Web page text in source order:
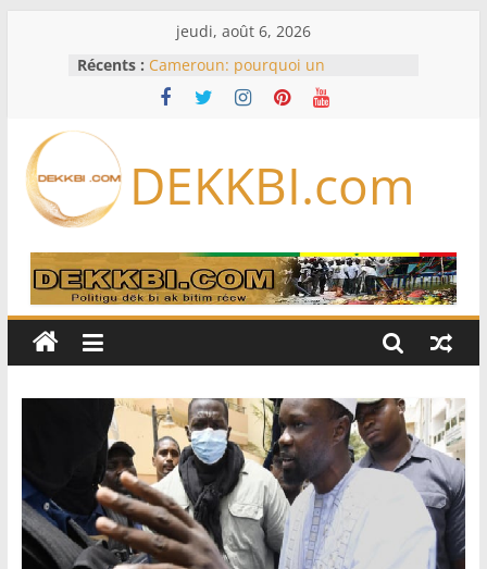
jeudi, août 6, 2026
Récents : Cameroun: pourquoi un
remaniement au sommet de
l’armée alors que Paul Biya est hors
logiciels écrits par l’IA, dominé par
Anthropic et OpenAI
Disney s’associe à TikTok pour tirer
davantage profit de ses univers
légendaires
France – Algérie: l’affaire Mehdi
policière contre le narcotrafic
DEKKBI.com